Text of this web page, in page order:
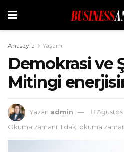
Anasayfa Yaşam
Demokrasi ve
Mitingi
Yazan admin
8 Ağustos
Okuma zamanı: 1 dak. okuma